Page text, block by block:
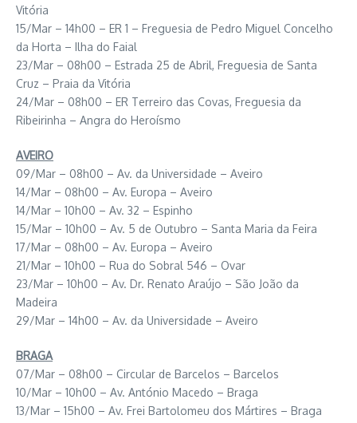
Vitória
15/Mar – 14h00 – ER 1 – Freguesia de Pedro Miguel Concelho
da Horta – Ilha do Faial
23/Mar – 08h00 – Estrada 25 de Abril, Freguesia de Santa
Cruz – Praia da Vitória
24/Mar – 08h00 – ER Terreiro das Covas, Freguesia da
Ribeirinha – Angra do Heroísmo
AVEIRO
09/Mar – 08h00 – Av. da Universidade – Aveiro
14/Mar – 08h00 – Av. Europa – Aveiro
14/Mar – 10h00 – Av. 32 – Espinho
15/Mar – 10h00 – Av. 5 de Outubro – Santa Maria da Feira
17/Mar – 08h00 – Av. Europa – Aveiro
21/Mar – 10h00 – Rua do Sobral 546 – Ovar
23/Mar – 10h00 – Av. Dr. Renato Araújo – São João da
Madeira
29/Mar – 14h00 – Av. da Universidade – Aveiro
BRAGA
07/Mar – 08h00 – Circular de Barcelos – Barcelos
10/Mar – 10h00 – Av. António Macedo – Braga
13/Mar – 15h00 – Av. Frei Bartolomeu dos Mártires – Braga